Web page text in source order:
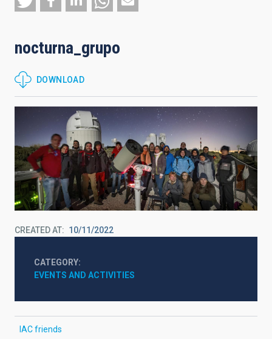
nocturna_grupo
DOWNLOAD
CREATED AT 10/11/2022
CATEGORY
EVENTS AND ACTIVITIES
IAC friends